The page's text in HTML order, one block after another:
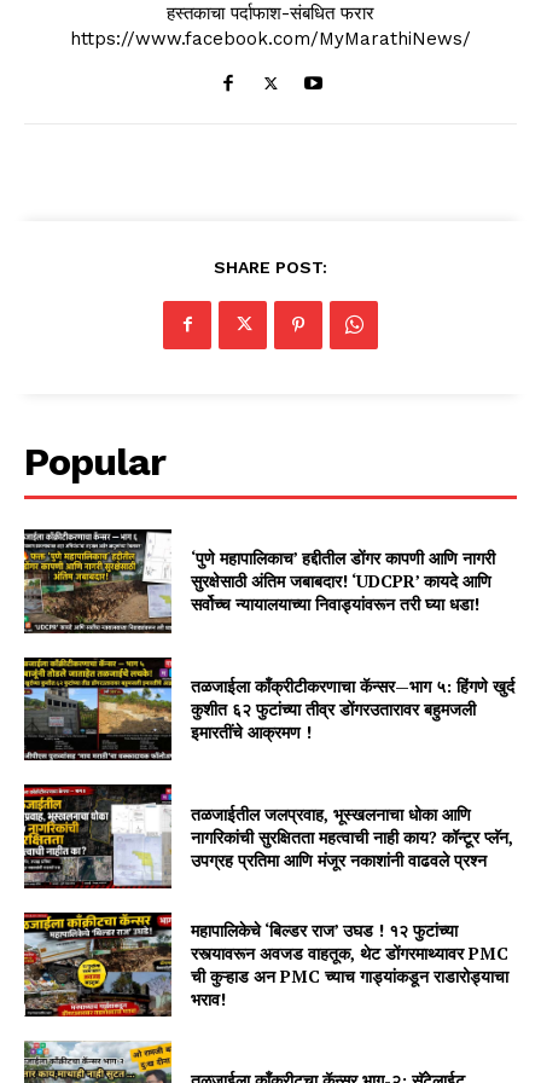
हस्तकाचा पर्दाफाश-संबधित फरार
https://www.facebook.com/MyMarathiNews/
SHARE POST:
Popular
‘पुणे महापालिकाच’ हद्दीतील डोंगर कापणी आणि नागरी
सुरक्षेसाठी अंतिम जबाबदार! ‘UDCPR’ कायदे आणि
सर्वोच्च न्यायालयाच्या निवाड्यांवरून तरी घ्या धडा!
तळजाईला काँक्रीटीकरणाचा कॅन्सर—भाग ५: हिंगणे खुर्द
कुशीत ६२ फुटांच्या तीव्र डोंगरउतारावर बहुमजली
इमारतींचे आक्रमण !
तळजाईतील जलप्रवाह, भूस्खलनाचा धोका आणि
नागरिकांची सुरक्षितता महत्वाची नाही काय? कॉन्टूर प्लॅन,
उपग्रह प्रतिमा आणि मंजूर नकाशांनी वाढवले प्रश्न
महापालिकेचे ‘बिल्डर राज’ उघड ! १२ फुटांच्या
रस्त्यावरून अवजड वाहतूक, थेट डोंगरमाथ्यावर PMC
ची कुऱ्हाड अन PMC च्याच गाड्यांकडून राडारोड्याचा
भराव!